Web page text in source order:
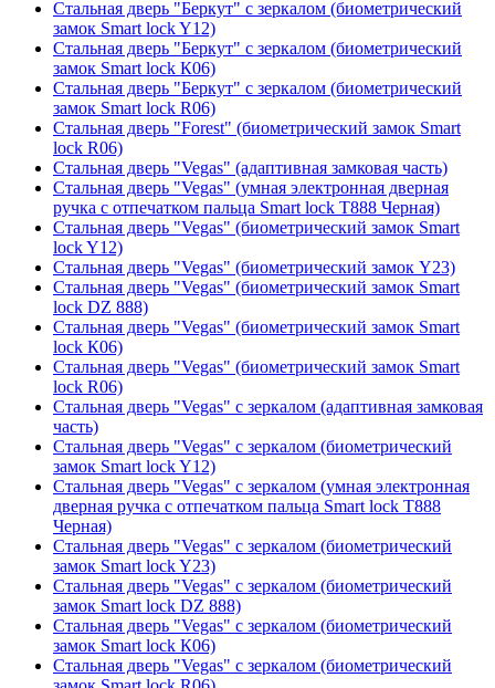
Стальная дверь "Беркут" с зеркалом (биометрический
замок Smart lock Y12)
Стальная дверь "Беркут" с зеркалом (биометрический
замок Smart lock К06)
Стальная дверь "Беркут" с зеркалом (биометрический
замок Smart lock R06)
Стальная дверь "Forest" (биометрический замок Smart
lock R06)
Стальная дверь "Vegas" (адаптивная замковая часть)
Стальная дверь "Vegas" (умная электронная дверная
ручка с отпечатком пальца Smart lock T888 Черная)
Стальная дверь "Vegas" (биометрический замок Smart
lock Y12)
Стальная дверь "Vegas" (биометрический замок Y23)
Стальная дверь "Vegas" (биометрический замок Smart
lock DZ 888)
Стальная дверь "Vegas" (биометрический замок Smart
lock К06)
Стальная дверь "Vegas" (биометрический замок Smart
lock R06)
Стальная дверь "Vegas" с зеркалом (адаптивная замковая
часть)
Стальная дверь "Vegas" с зеркалом (биометрический
замок Smart lock Y12)
Стальная дверь "Vegas" с зеркалом (умная электронная
дверная ручка с отпечатком пальца Smart lock T888
Черная)
Стальная дверь "Vegas" с зеркалом (биометрический
замок Smart lock Y23)
Стальная дверь "Vegas" с зеркалом (биометрический
замок Smart lock DZ 888)
Стальная дверь "Vegas" с зеркалом (биометрический
замок Smart lock К06)
Стальная дверь "Vegas" с зеркалом (биометрический